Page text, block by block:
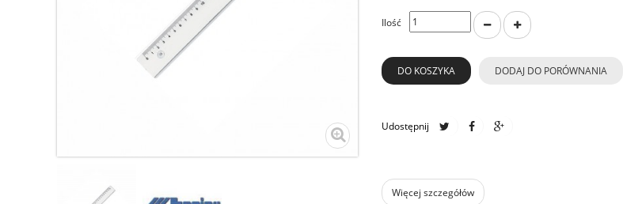
Ilość
DO KOSZYKA DODAJ DO PORÓWNANIA
Udostępnij
Więcej szczegółów